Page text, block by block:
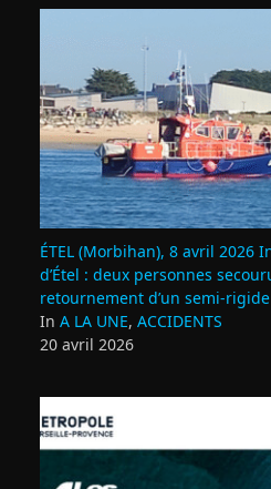
ÉTEL (Morbihan), 8 avril 2026
d’Étel : deux personnes
retournement d’un semi‑rigide
In A LA UNE, ACCIDENTS
20 avril 2026